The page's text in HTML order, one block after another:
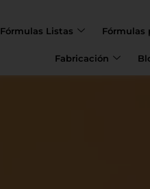
Fórmulas Listas Fórmulas
Fabricación